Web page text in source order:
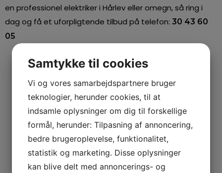
en professionel elektriker i Hårlev eller omegn, så ring i
dag og få et uforpligtende tilbud på telefon: 30 43 60
05
Samtykke til cookies
Vi og vores samarbejdspartnere bruger
teknologier, herunder cookies, til at
indsamle oplysninger om dig til forskellige
formål, herunder: Tilpasning af annoncering,
bedre brugeroplevelse, funktionalitet,
statistik og marketing. Disse oplysninger
kan blive delt med annoncerings- og